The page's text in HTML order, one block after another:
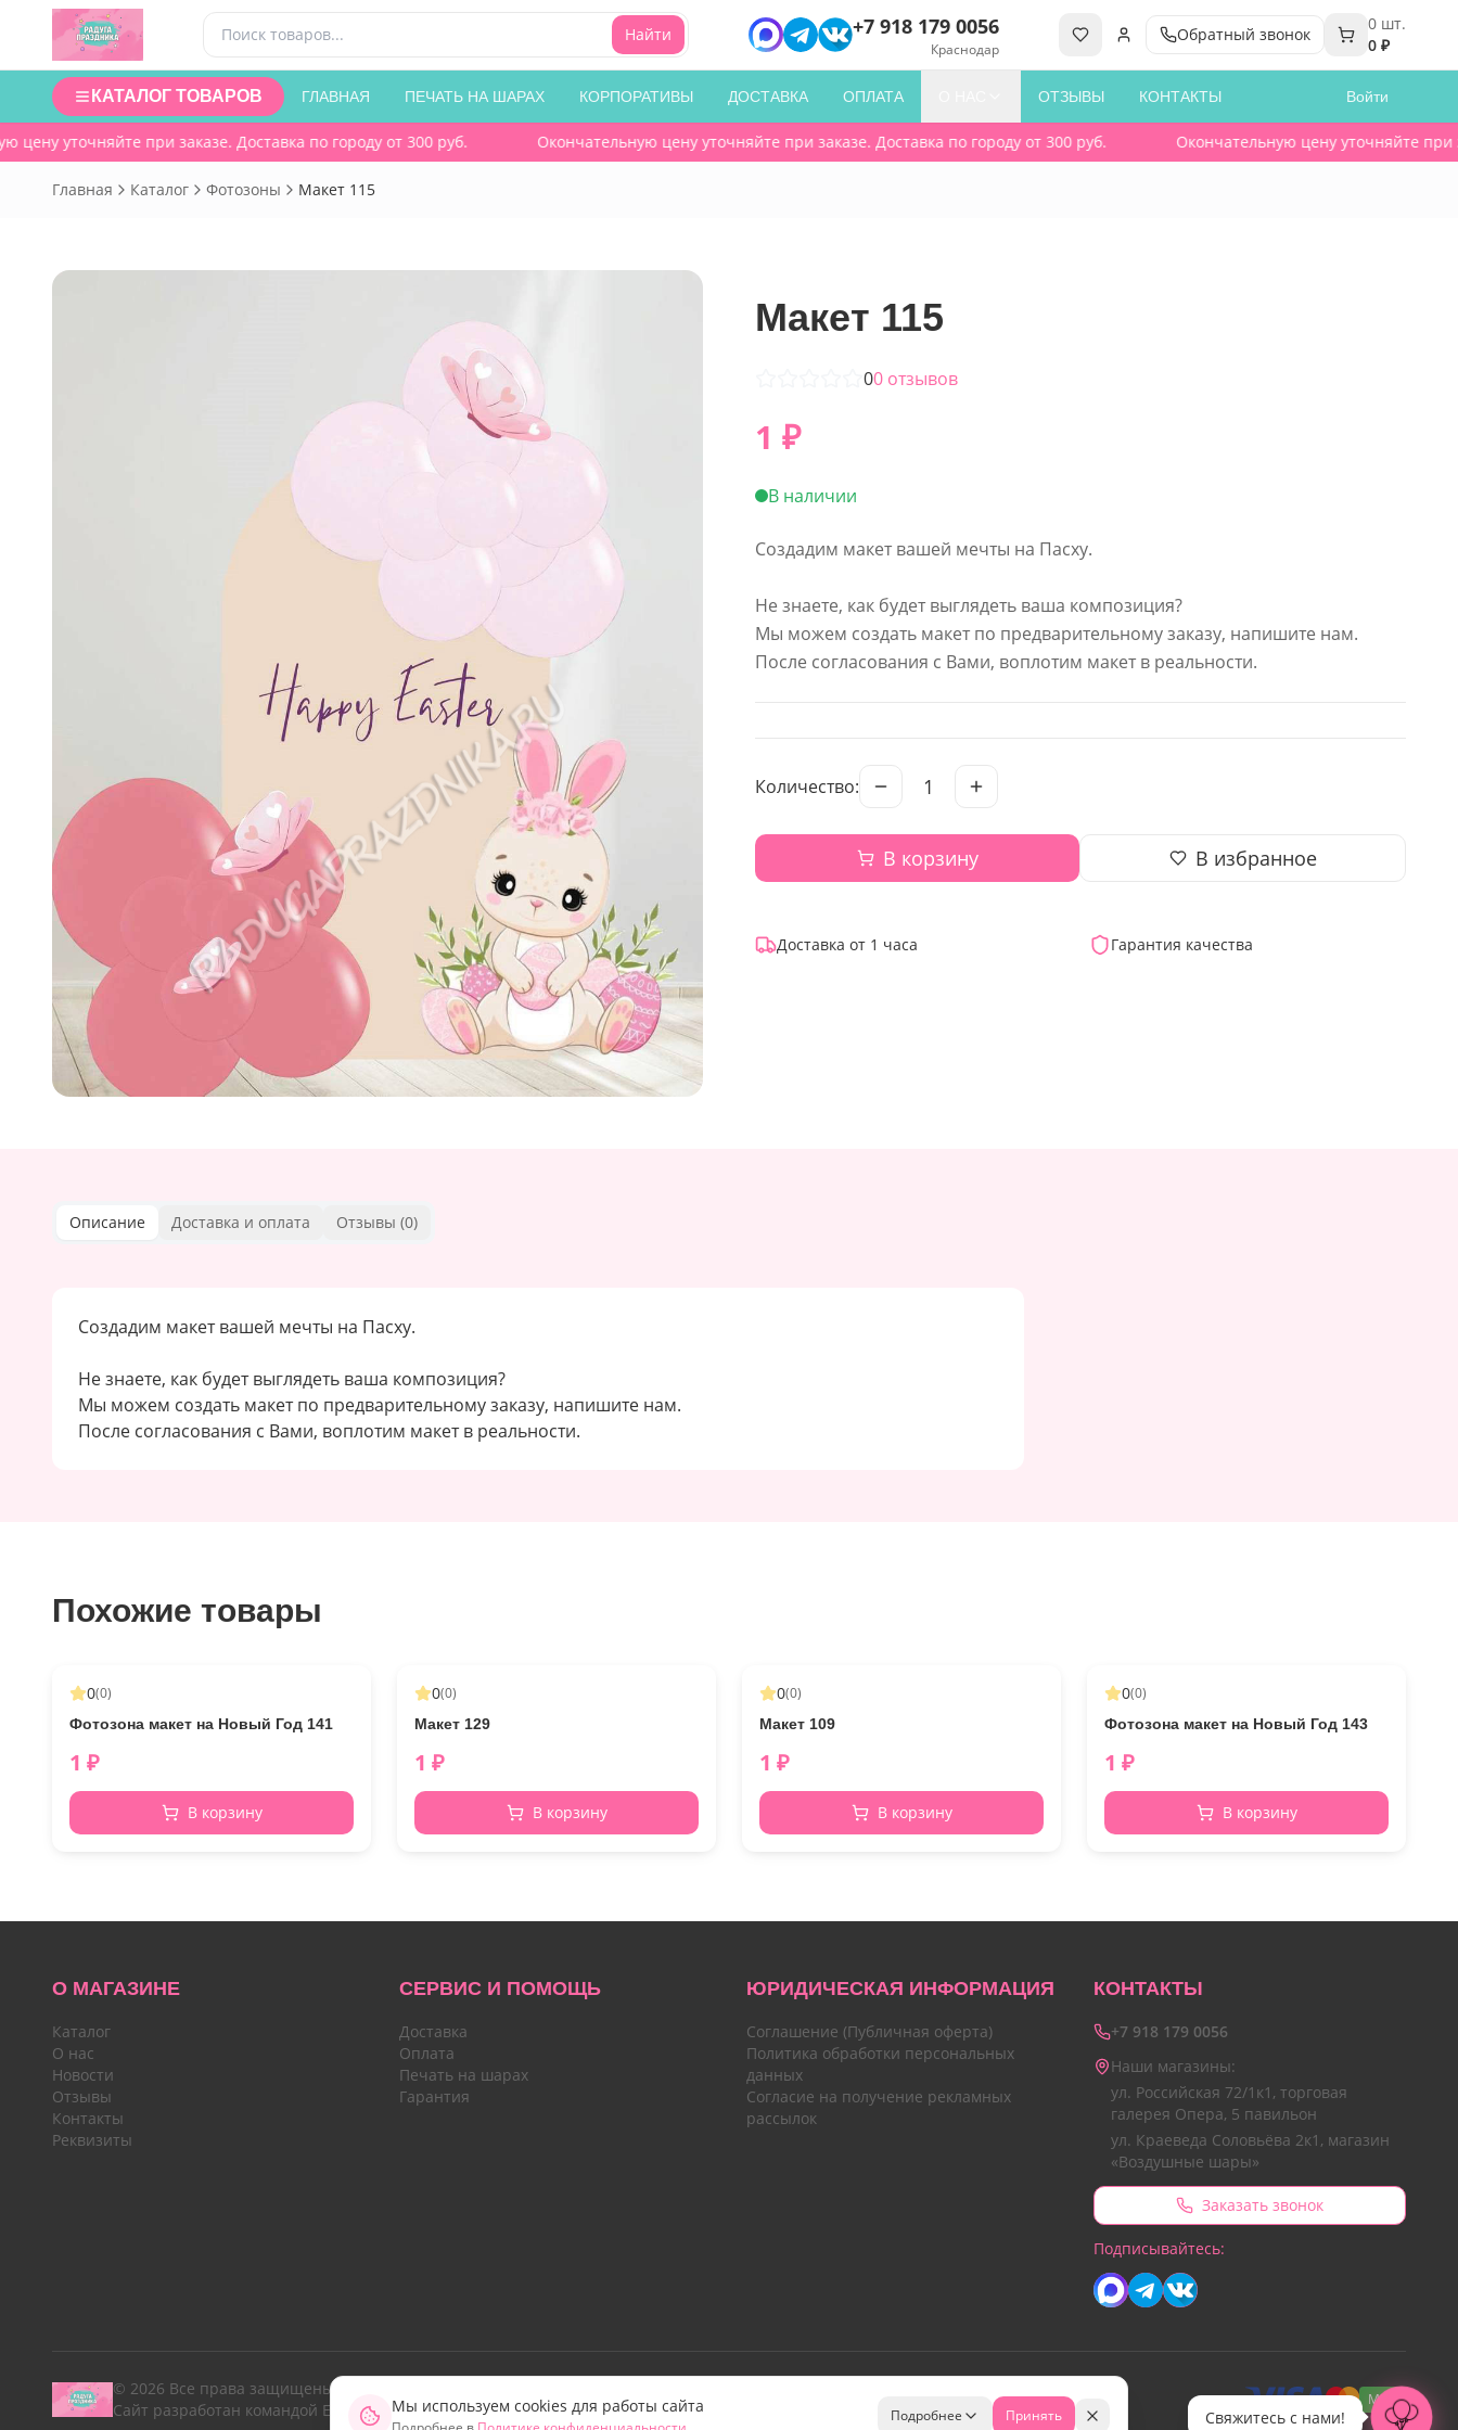
Найти +7 918 179 0056
Краснодар
Обратный звонок
0 шт.
0 ₽
КАТАЛОГ ТОВАРОВ ГЛАВНАЯ ПЕЧАТЬ НА ШАРАХ КОРПОРАТИВЫ ДОСТАВКА ОПЛАТА ОТЗЫВЫ КОНТАКТЫ Войти
уточняйте при заказе. Доставка по городу от 300 руб. Окончательную цену уточняйте при заказе. Доставка по городу от 300 руб. Окончательную цену уточняйте при
Главная Каталог Фотозоны Макет 115
Макет 115
00 отзывов
1 ₽
В наличии
Создадим макет вашей мечты на Пасху.
Не знаете, как будет выглядеть ваша композиция?
Мы можем создать макет по предварительному заказу, напишите нам.
После согласования с Вами, воплотим макет в реальности.
Количество: 1
В корзину В избранное
Доставка от 1 часа Гарантия качества
Описание Доставка и оплата Отзывы (0)
Создадим макет вашей мечты на Пасху.
Не знаете, как будет выглядеть ваша композиция?
Мы можем создать макет по предварительному заказу, напишите нам.
После согласования с Вами, воплотим макет в реальности.
Похожие товары
0(0)
Фотозона макет на Новый Год 141
1 ₽
В корзину
0(0)
Макет 129
1 ₽
В корзину
0(0)
Макет 109
1 ₽
В корзину
0(0)
Фотозона макет на Новый Год 143
1 ₽
В корзину
О МАГАЗИНЕ
Каталог
О нас
Новости
Отзывы
Контакты
Реквизиты
СЕРВИС И ПОМОЩЬ
Доставка
Оплата
Печать на шарах
Гарантия
ЮРИДИЧЕСКАЯ ИНФОРМАЦИЯ
Соглашение (Публичная оферта)
Политика обработки персональных
данных
Согласие на получение рекламных
рассылок
КОНТАКТЫ
+7 918 179 0056
Наши магазины:
ул. Российская 72/1к1, торговая
галерея Опера, 5 павильон
ул. Краеведа Соловьёва 2к1, магазин
«Воздушные шары»
Заказать звонок
Подписывайтесь:
© 2026 Все права защищены.
Сайт разработан командой Emotion Marketing
МИР
Свяжитесь с нами!
Мы используем cookies для работы сайта Подробнее Принять